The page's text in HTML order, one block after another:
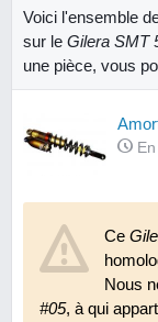
Voici l'ensemble
sur le Gilera SMT
une pièce, vous
Ce
Nous
#05, à qui